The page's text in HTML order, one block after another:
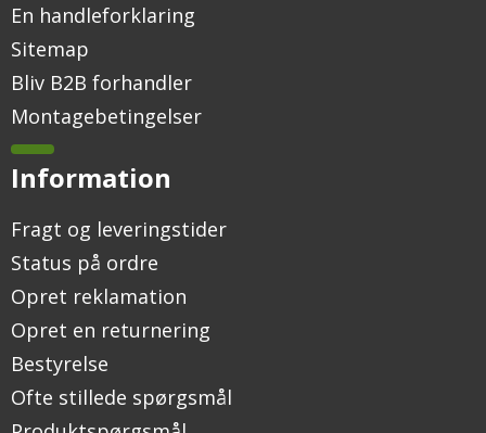
En handleforklaring
Sitemap
Bliv B2B forhandler
Montagebetingelser
Information
Fragt og leveringstider
Status på ordre
Opret reklamation
Opret en returnering
Bestyrelse
Ofte stillede spørgsmål